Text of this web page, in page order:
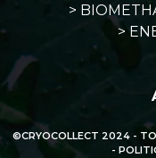
>
>
©CRYOCOLLECT 2024 -
-